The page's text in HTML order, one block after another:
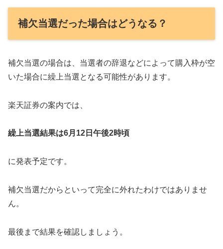
補欠当選だった場合はどうなる？
補欠当選の場合は、当選者の辞退などによって購入枠が空
いた場合に繰上当選となる可能性があります。
楽天証券の案内では、
繰上当選結果は6月12日午後2時頃
に発表予定です。
補欠当選だからといって完全に外れたわけではありませ
ん。
最後まで結果を確認しましょう。